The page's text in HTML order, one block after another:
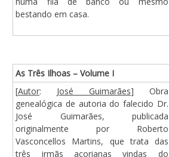
bestando em casa.
As Três Ilhoas – Volume I
[Autor: José Guimarães] Obra
genealógica de autoria do falecido Dr.
José Guimarães, publicada
originalmente por Roberto
Vasconcellos Martins, que trata das
três irmãs açorianas vindas do